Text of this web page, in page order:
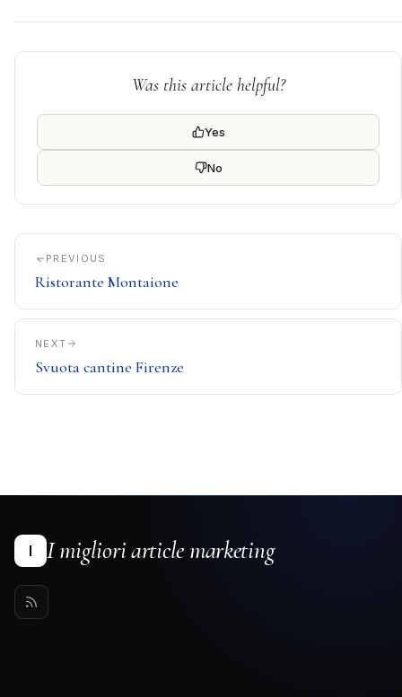
Was this article helpful?
Yes
No
PREVIOUS
Ristorante Montaione
NEXT
Svuota cantine Firenze
I I migliori article marketing